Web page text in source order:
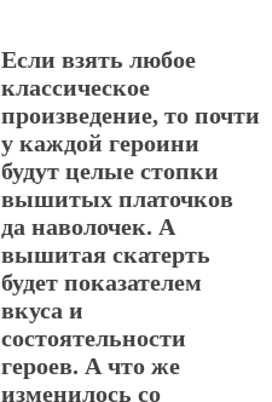
Если взять любое
классическое
произведение, то почти
у каждой героини
будут целые стопки
вышитых платочков
да наволочек. А
вышитая скатерть
будет показателем
вкуса и
состоятельности
героев. А что же
изменилось со